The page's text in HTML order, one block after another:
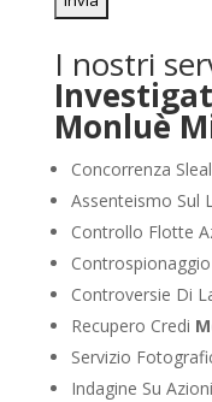
I nostri
Monluè
Concorrenza
Assenteismo Sul
Controllo Flotte
Controversie Di
Recupero Credi
Servizio
Indagine Su